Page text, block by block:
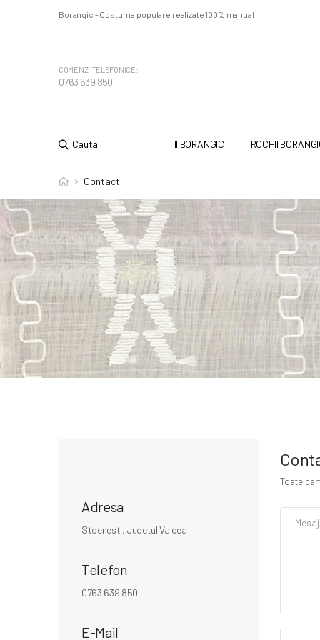
Borangic - Costume populare realizate 100% manual
COMENZI TELEFONICE:
0763 639 850
Cauta II BORANGIC ROCHII
Contact
Adresa
Stoenesti, Judetul Valcea
Telefon
0763 639 850
E-Mail
Toate